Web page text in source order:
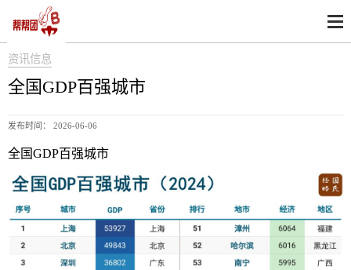
资讯信息
全国GDP百强城市
发布时间： 2026-06-06
全国GDP百强城市